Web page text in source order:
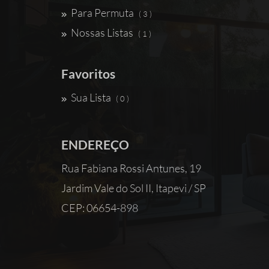
Para Permuta ( 3 )
Nossas Listas ( 1 )
Favoritos
Sua Lista ( 0 )
ENDEREÇO
Rua Fabiana Rossi Antunes, 19
Jardim Vale do Sol II, Itapevi / SP
CEP: 06654-898